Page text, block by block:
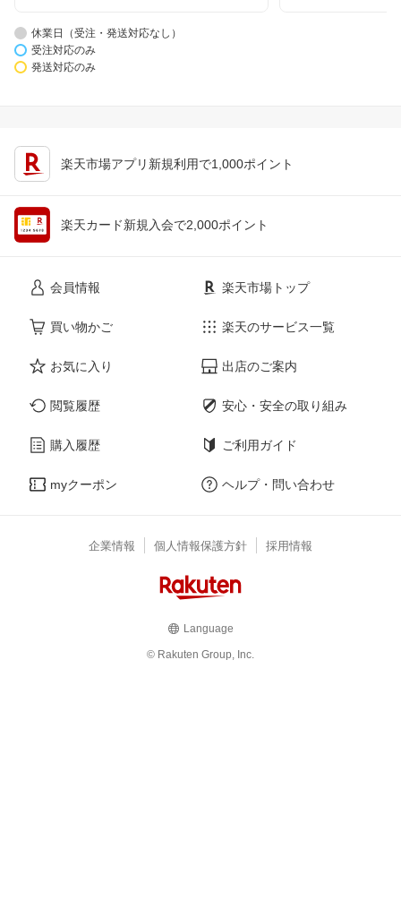
休業日（受注・発送対応なし）
受注対応のみ
発送対応のみ
楽天市場アプリ新規利用で1,000ポイント
楽天カード新規入会で2,000ポイント
会員情報
買い物かご
お気に入り
閲覧履歴
購入履歴
myクーポン
楽天市場トップ
楽天のサービス一覧
出店のご案内
安心・安全の取り組み
ご利用ガイド
ヘルプ・問い合わせ
企業情報 個人情報保護方針 採用情報
Language
© Rakuten Group, Inc.